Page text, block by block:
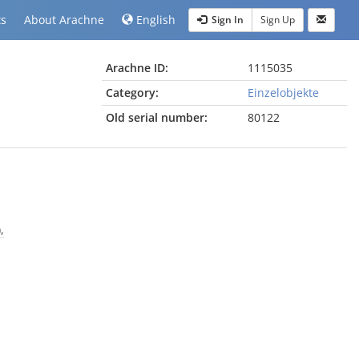
About Arachne English Sign In Sign Up
Arachne ID:
1115035
Category:
Einzelobjekte
Old serial number:
80122